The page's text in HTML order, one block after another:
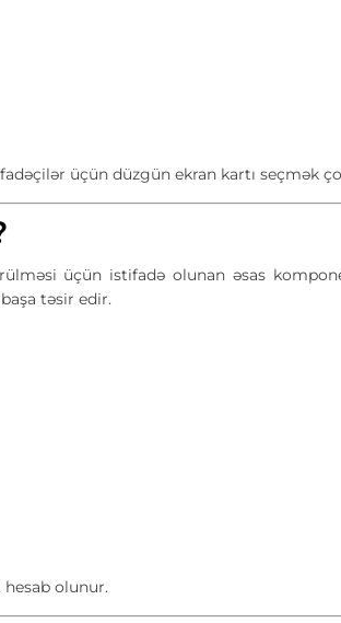
üçün düzgün ekran kartı seçmək
üçün istifadə olunan əsas
təsir edir.
olunur.